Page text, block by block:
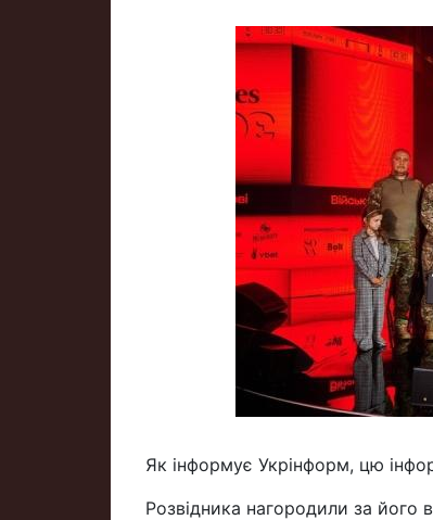
Як інформує Укрінформ, цю
Розвідника нагородили за його